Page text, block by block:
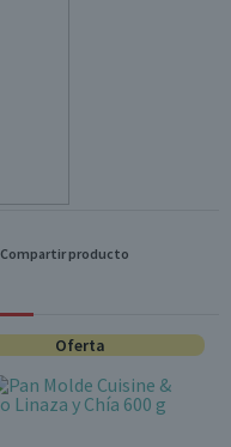
Compartir producto
Oferta